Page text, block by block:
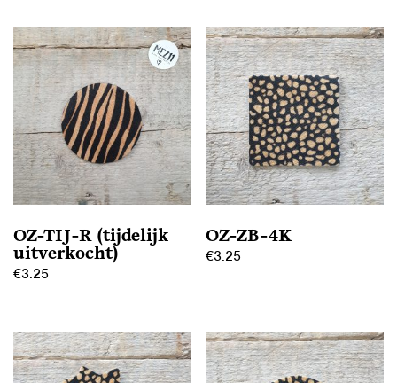
OZ-TIJ-R (tijdelijk
uitverkocht)
€3.25
OZ-ZB-4K
€3.25